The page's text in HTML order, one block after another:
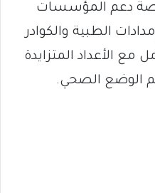
دعم المؤسسات
الطبية والكوادر
مع الأعداد المتزايدة
الوضع الصحي.